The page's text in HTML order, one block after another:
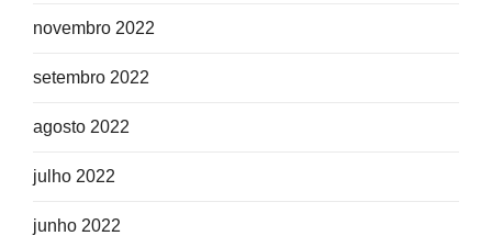
novembro 2022
setembro 2022
agosto 2022
julho 2022
junho 2022